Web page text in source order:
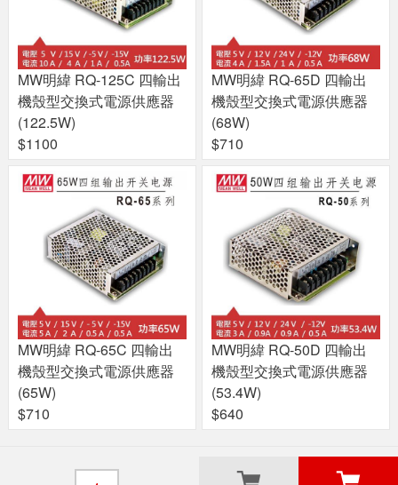
MW明緯 RQ-125C 四輸出
機殼型交換式電源供應器
(122.5W)
$1100
MW明緯 RQ-65D 四輸出
機殼型交換式電源供應器
(68W)
$710
MW明緯 RQ-65C 四輸出
機殼型交換式電源供應器
(65W)
$710
MW明緯 RQ-50D 四輸出
機殼型交換式電源供應器
(53.4W)
$640
關於良興 門市據點